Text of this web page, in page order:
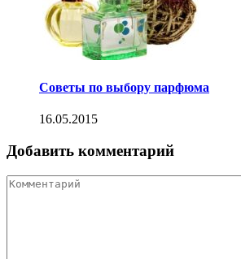
Советы по выбору парфюма
16.05.2015
Добавить комментарий